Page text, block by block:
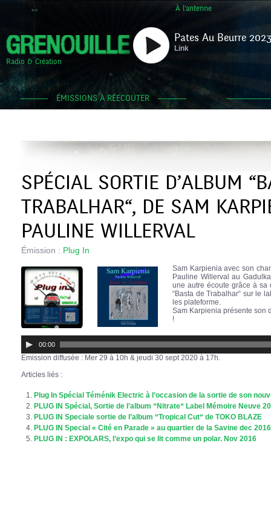
À l'antenne
Radio & Création
Pates Au Beurre
Link
ÉMISSIONS À RÉECOUTER
SPÉCIAL SORTIE D’ALBUM
TRABALHAR“, DE SAM
PAULINE WILLERVAL
Émission : Plug In
Sam Karpienia avec son
Pauline Willerval au
une autre écoute grâce à sa
“Basta de Trabalhar“ sur le
les plateforme.
Sam Karpienia présente son
!
audio
00:00
Emission diffusée : Mer 29 à 10h & jeudi 30 sept 2020 à 17h.
Articles liés :
Plug In Spécial Téménik Electric à l’occasion de la sortie de son
PLUG IN Spécial, Sortie de l’album “Nitrate“ Label Mémoire Neuve
PLUG IN Speciale sortie de l’album “Tropical Cut“ de TOKO BLAZE
PLUG IN Special « Cité en Parade » au quartier de la Savine dec 2016
PLUG IN : EXPOLARS, l’expo qui se lit comme un polar. Nov 2016